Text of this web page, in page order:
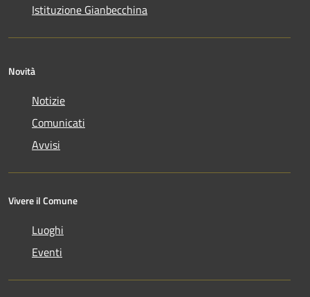
Istituzione Gianbecchina
Novità
Notizie
Comunicati
Avvisi
Vivere il Comune
Luoghi
Eventi